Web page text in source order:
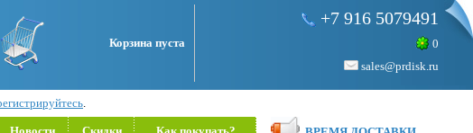
Корзина пуста
+7 916 5079491
0
sales@prdisk.ru
.